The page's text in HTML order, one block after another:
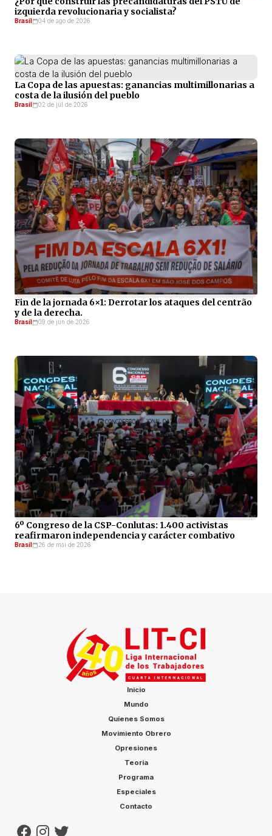
izquierda revolucionaria y socialista?
Brasil 04 de ago de 2026
La Copa de las apuestas: ganancias multimillonarias a
costa de la ilusión del pueblo
Brasil 02 de jul de 2026
Fin de la jornada 6×1: Derrotar los ataques del centrão
y de la derecha.
Brasil 09 de jun de 2026
6º Congreso de la CSP-Conlutas: 1.400 activistas
reafirmaron independencia y carácter combativo
Brasil 26 de mai de 2026
Inicio
Mundo
Quienes Somos
Movimiento Obrero
Opresiones
Teoría
Programa
Especiales
Contacto